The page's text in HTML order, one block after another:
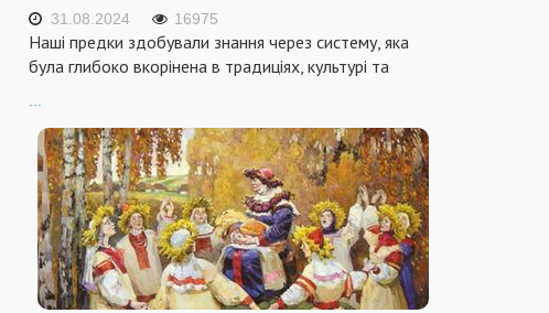
31.08.2024 16975
Наші предки здобували знання через систему, яка
була глибоко вкорінена в традиціях, культурі та
...